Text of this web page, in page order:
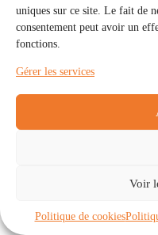
uniques sur ce site. Le fait de
consentement peut avoir un
fonctions.
Gérer les services
Voir
Politique de cookies
Communautés
Politique